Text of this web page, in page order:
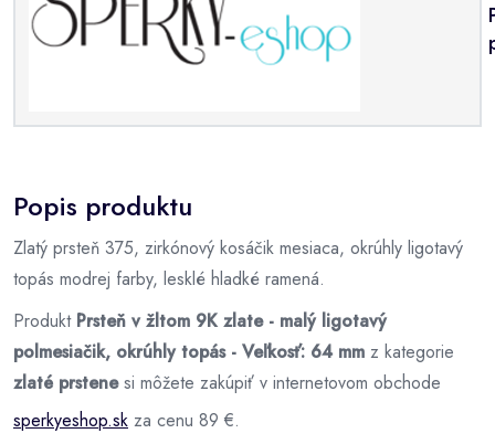
Popis produktu
Zlatý prsteň 375, zirkónový kosáčik mesiaca, okrúhly ligotavý
topás modrej farby, lesklé hladké ramená.
Produkt Prsteň v žltom 9K zlate - malý ligotavý
polmesiačik, okrúhly topás - Veľkosť: 64 mm z kategorie
zlaté prstenesi môžete zakúpiť v internetovom obchode
sperkyeshop.sk za cenu 89 €.